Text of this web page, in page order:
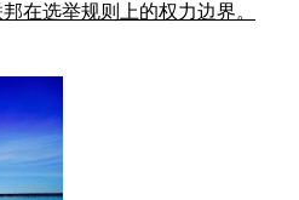
在选举规则上的权力边界。